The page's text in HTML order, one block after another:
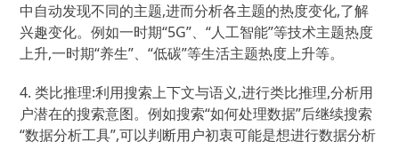
中自动发现不同的主题,进而分析各主题的热度变化,了解
兴趣变化。例如一时期“5G”、“人工智能”等技术主题热度
上升,一时期“养生”、“低碳”等生活主题热度上升等。
4. 类比推理:利用搜索上下文与语义,进行类比推理,分析用
户潜在的搜索意图。例如搜索“如何处理数据”后继续搜索
“数据分析工具”,可以判断用户初衷可能是想进行数据分析